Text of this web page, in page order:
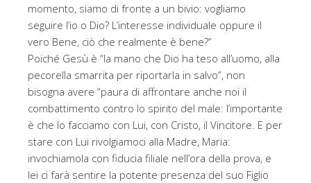
momento, siamo di fronte a un bivio: vogliamo
seguire l’io o Dio? L’interesse individuale oppure il
vero Bene, ciò che realmente è bene?”
Poiché Gesù è “la mano che Dio ha teso all’uomo, alla
pecorella smarrita per riportarla in salvo”, non
bisogna avere “paura di affrontare anche noi il
combattimento contro lo spirito del male: l’importante
è che lo facciamo con Lui, con Cristo, il Vincitore. E per
stare con Lui rivolgiamoci alla Madre, Maria:
invochiamola con fiducia filiale nell’ora della prova, e
lei ci farà sentire la potente presenza del suo Figlio